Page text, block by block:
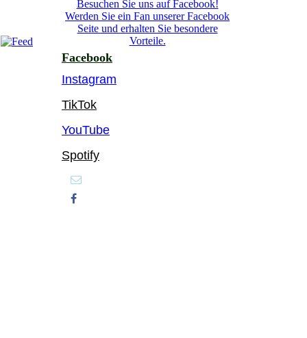
Besuchen Sie uns auf Facebook!
Werden Sie ein Fan unserer Facebook
Seite und erhalten Sie besondere
Vorteile.
Facebook
Instagram
TikTok
YouTube
Spotify